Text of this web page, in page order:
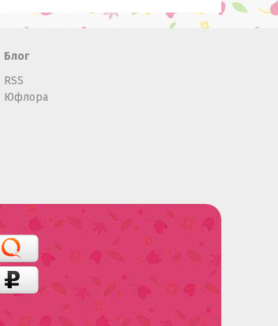
Блог
RSS
Юфлора